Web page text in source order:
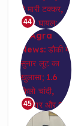
44
45